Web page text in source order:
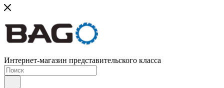
Интернет-магазин представительского класса